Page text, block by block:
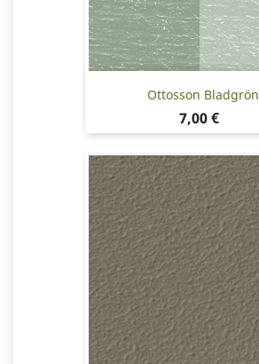
Ottosson Bladgrön
Pris
7,00 €